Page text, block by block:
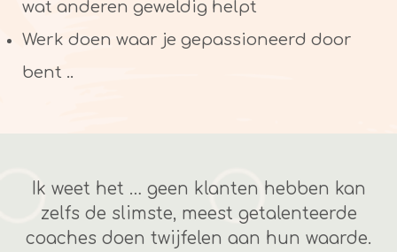
wat anderen geweldig helpt
Werk doen waar je gepassioneerd door
bent ..
Ik weet het … geen klanten hebben kan
zelfs de slimste, meest getalenteerde
coaches doen twijfelen aan hun waarde.